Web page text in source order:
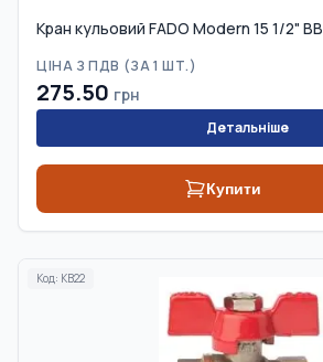
Кран кульовий FADO Modern 15 1/2" ВВ
ЦІНА З ПДВ (ЗА 1 ШТ.)
275.50 грн
Детальніше
Купити
Код: KB22